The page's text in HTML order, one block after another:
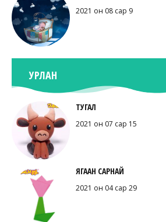
2021 он 08 сар 9
УРЛАН
ТУГАЛ
2021 он 07 сар 15
ЯГААН САРНАЙ
2021 он 04 сар 29